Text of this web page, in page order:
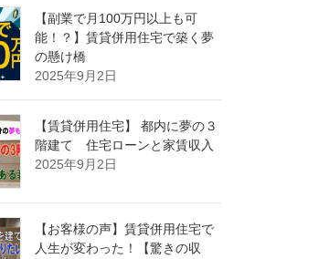
【副業で月100万円以上も可
能！？】賃貸併用住宅で築く夢
の懸け橋
2025年9月2日
【賃貸併用住宅】 都内に夢の３
階建て 住宅ローンと家賃収入
2025年9月2日
【お客様の声】賃貸併用住宅で
人生が変わった！【驚きの収